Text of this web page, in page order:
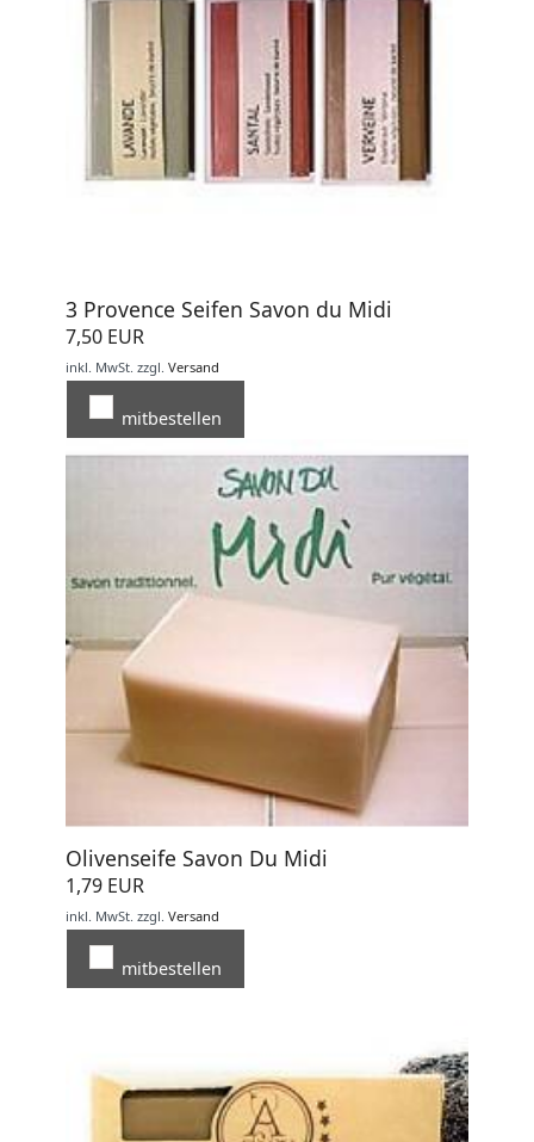
3 Provence Seifen Savon du Midi
7,50 EUR
inkl. MwSt. zzgl. Versand
mitbestellen
Olivenseife Savon Du Midi
1,79 EUR
inkl. MwSt. zzgl. Versand
mitbestellen